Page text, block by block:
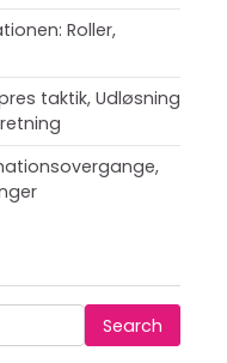
Roller,
taktik, Udløsning